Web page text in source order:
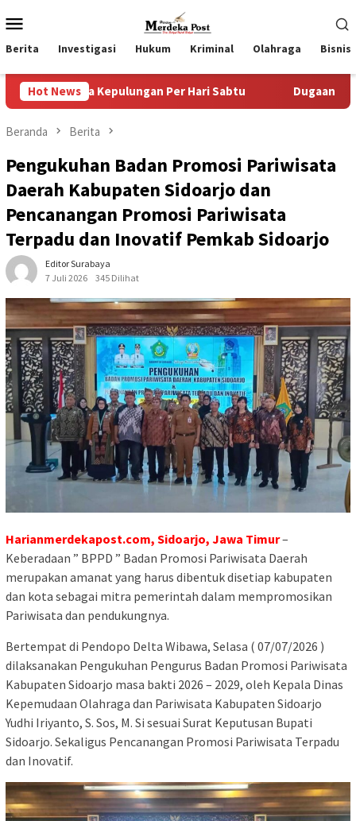
ke
kontenMobile
Berita Investigasi Hukum Kriminal Olahraga Bisnis
Hot News
Per Hari Sabtu Dugaan Pungli SKAB di BPRD
Beranda Berita
Pengukuhan Badan Promosi Pariwisata
Daerah Kabupaten Sidoarjo dan
Pencanangan Promosi Pariwisata
Terpadu dan Inovatif Pemkab Sidoarjo
Editor Surabaya
7 Juli 2026
345 Dilihat
Harianmerdekapost.com, Sidoarjo, Jawa Timur–
Keberadaan ” BPPD ” Badan Promosi Pariwisata Daerah
merupakan amanat yang harus dibentuk disetiap kabupaten
dan kota sebagai mitra pemerintah dalam mempromosikan
Pariwisata dan pendukungnya.
Bertempat di Pendopo Delta Wibawa, Selasa ( 07/07/2026 )
dilaksanakan Pengukuhan Pengurus Badan Promosi Pariwisata
Kabupaten Sidoarjo masa bakti 2026 – 2029, oleh Kepala Dinas
Kepemudaan Olahraga dan Pariwisata Kabupaten Sidoarjo
Yudhi Iriyanto, S. Sos, M. Si sesuai Surat Keputusan Bupati
Sidoarjo. Sekaligus Pencanangan Promosi Pariwisata Terpadu
dan Inovatif.